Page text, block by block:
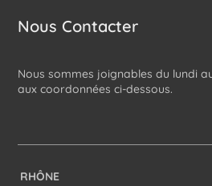
Nous Contacter
Nous sommes joignables du lundi
aux coordonnées ci-dessous.
RHÔNE